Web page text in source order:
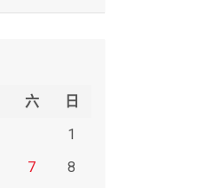
六
日
1
7
8